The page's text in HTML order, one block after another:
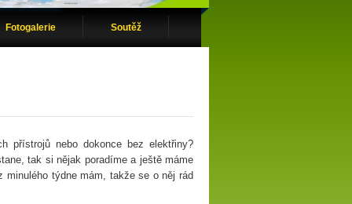
Fotogalerie Soutěž
přístrojů nebo dokonce bez elektřiny?
tak si nějak poradíme a ještě máme
týdne mám, takže se o něj rád